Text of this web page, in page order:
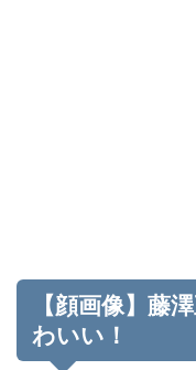
【顔画像】藤
わいい！